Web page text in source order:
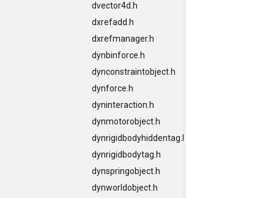
dvector4d.h
dxrefadd.h
dxrefmanager.h
dynbinforce.h
dynconstraintobject.h
dynforce.h
dyninteraction.h
dynmotorobject.h
dynrigidbodyhiddentag.h
dynrigidbodytag.h
dynspringobject.h
dynworldobject.h